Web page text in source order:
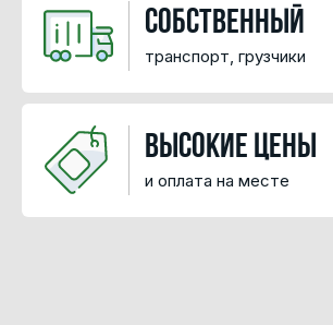
Собственный
транспорт, грузчики
высокие цены
и оплата на месте